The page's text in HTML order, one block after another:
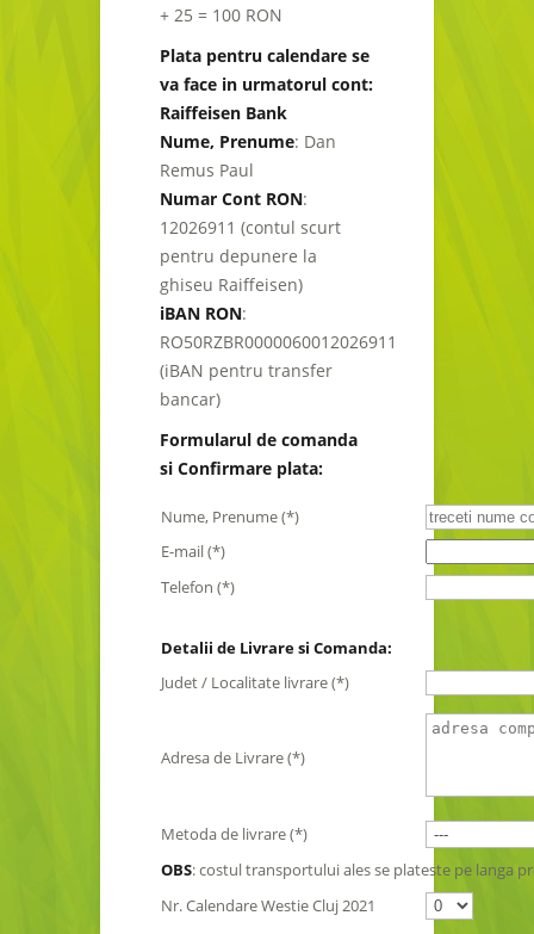
+ 25 = 100 RON
Plata pentru calendare se
va face in urmatorul cont:
Raiffeisen Bank
Nume, Prenume: Dan
Remus Paul
Numar Cont RON:
12026911 (contul scurt
pentru depunere la
ghiseu Raiffeisen)
iBAN RON:
RO50RZBR0000060012026911
(iBAN pentru transfer
bancar)
Formularul de comanda
si Confirmare plata:
Nume, Prenume (*)
E-mail (*)
Telefon (*)
Detalii de Livrare si Comanda:
Judet / Localitate livrare (*)
Adresa de Livrare (*)
Metoda de livrare (*)
OBS: costul transportului ales se plateste pe langa
Nr. Calendare Westie Cluj 2021